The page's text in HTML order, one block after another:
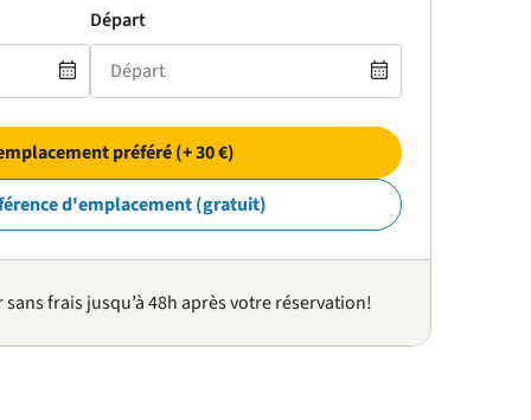
Départ
préféré (+ 30 €)
d'emplacement (gratuit)
frais jusqu’à 48h après votre réservation!